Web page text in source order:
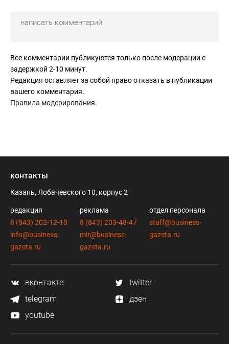
Все комментарии публикуются только после модерации с
задержкой 2-10 минут.
Редакция оставляет за собой право отказать в публикации
вашего комментария.
Правила модерирования.
контакты
Казань, Лобачевского 10, корпус 2
редакция
8 (843) 202-12-10
info@business-
gazeta.ru
реклама
8 (843) 203-48-47
mir@business-
gazeta.ru
отдел персонала
staff@business-
gazeta.ru
вконтакте
twitter
telegram
дзен
youtube